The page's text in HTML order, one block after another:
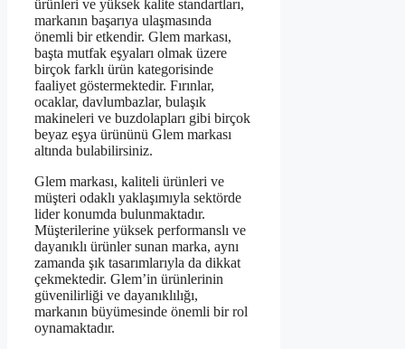
ürünleri ve yüksek kalite standartları,
markanın başarıya ulaşmasında
önemli bir etkendir. Glem markası,
başta mutfak eşyaları olmak üzere
birçok farklı ürün kategorisinde
faaliyet göstermektedir. Fırınlar,
ocaklar, davlumbazlar, bulaşık
makineleri ve buzdolapları gibi birçok
beyaz eşya ürününü Glem markası
altında bulabilirsiniz.
Glem markası, kaliteli ürünleri ve
müşteri odaklı yaklaşımıyla sektörde
lider konumda bulunmaktadır.
Müşterilerine yüksek performanslı ve
dayanıklı ürünler sunan marka, aynı
zamanda şık tasarımlarıyla da dikkat
çekmektedir. Glem’in ürünlerinin
güvenilirliği ve dayanıklılığı,
markanın büyümesinde önemli bir rol
oynamaktadır.